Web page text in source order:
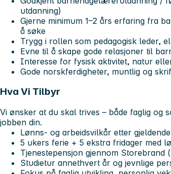
utdanning)
Gjerne minimum 1–2 års erfaring fra
å søke
Trygg i rollen som pedagogisk leder,
Evne til å skape gode relasjoner til
Interesse for fysisk aktivitet, natur
Gode norskferdigheter, muntlig og
Hva Vi Tilbyr
Vi ønsker at du skal trives – både faglig og
jobben din.
Lønns- og arbeidsvilkår etter
5 ukers ferie + 5 ekstra fridager med
Tjenestepensjon gjennom
Studietur annethvert år og jevnlige